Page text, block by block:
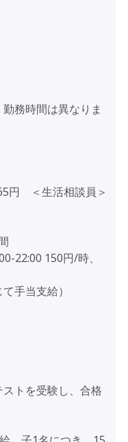
務時間は異なりま
円 ＜生活相談員＞
22:00 150円/時、
手当支給）
トを受験し、合格